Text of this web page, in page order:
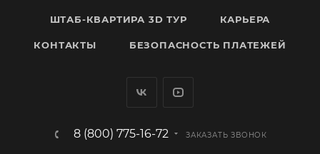
ШТАБ-КВАРТИРА 3D ТУР КАРЬЕРА
КОНТАКТЫ БЕЗОПАСНОСТЬ ПЛАТЕЖЕЙ
8 (800) 775-16-72 ЗАКАЗАТЬ ЗВОНОК